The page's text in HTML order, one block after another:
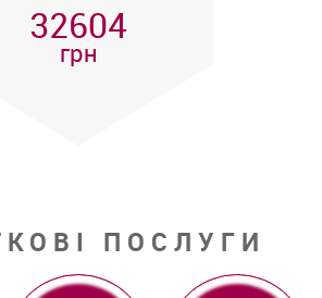
32604
грн
ПОСЛУГИ